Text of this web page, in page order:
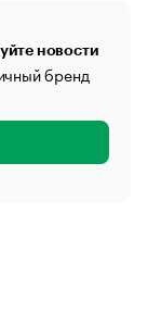
новости
бренд